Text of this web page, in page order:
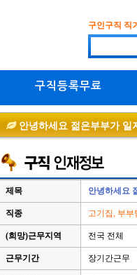
구인구직 직
구직등록무료
안녕하세요 젊은부부가 일
제목 안녕하세요
직종 고기집, 부부
(희망)근무지역 전국 전체
근무기간 장기간근무